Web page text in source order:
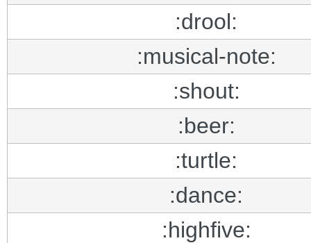
:drool:
:musical-note:
:shout:
:beer:
:turtle:
:dance:
:highfive: